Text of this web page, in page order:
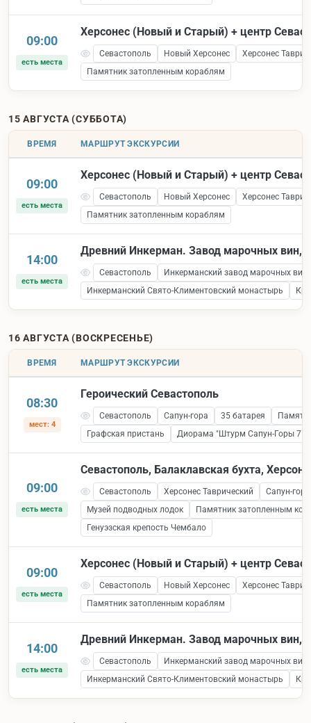
09:00
есть места
Херсонес (Новый и Старый) + центр
Севастополь Новый Херсонес
Херсонес
Памятник затопленным кораблям
15 АВГУСТА (СУББОТА)
ВРЕМЯ МАРШРУТ ЭКСКУРСИИ
09:00
есть места
Херсонес (Новый и Старый) + центр
Севастополь Новый Херсонес
Херсонес
Памятник затопленным кораблям
14:00
есть места
Древний Инкерман. Завод марочных вин,
Севастополь
Инкерманский завод марочных вин
Инкерманский Свято-Климентовский монастырь
16 АВГУСТА (ВОСКРЕСЕНЬЕ)
ВРЕМЯ МАРШРУТ ЭКСКУРСИИ
08:30
мест: 4
Героический Севастополь
Севастополь Сапун-гора 35 батарея
Графская пристань
Диорама "Штурм Сапун-Горы 7
09:00
есть места
Севастополь, Балаклавская бухта,
Севастополь Херсонес Таврический
Сапун-гора
Музей подводных лодок
Памятник затопленным
Генуэзская крепость Чембало
09:00
есть места
Херсонес (Новый и Старый) + центр
Севастополь Новый Херсонес
Херсонес
Памятник затопленным кораблям
14:00
есть места
Древний Инкерман. Завод марочных вин,
Севастополь
Инкерманский завод марочных вин
Инкерманский Свято-Климентовский монастырь